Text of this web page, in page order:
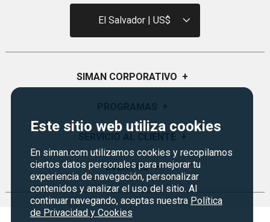
Este sitio web utiliza cookies
En siman.com utilizamos cookies y recopilamos
ciertos datos personales para mejorar tu
experiencia de navegación, personalizar
contenidos y analizar el uso del sitio. Al
continuar navegando, aceptas nuestra Política
de Privacidad y Cookies
El Salvador | US$
SIMAN CORPORATIVO +
Visión y Misión
Sucursales
Servicios
Garantías
Siman PRO
Credisiman
Marketplace
Preguntas Frecuentes
Política de devoluciones y garantias
Contáctenos
EVENTOS +
Regreso a clases
Rebajas